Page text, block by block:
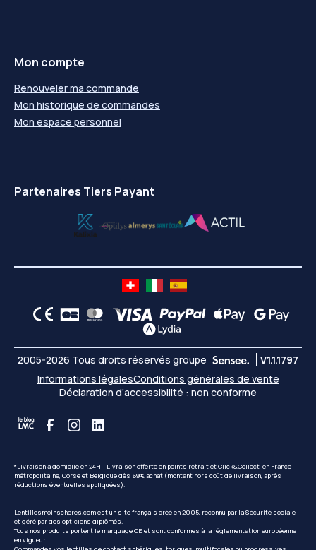
Mon compte
Renouveler ma commande
Mon historique de commandes
Mon espace personnel
Partenaires Tiers Payant
2005-2026 Tous droits réservés groupe
V1.1.1797
Informations légalesConditions générales de vente
Déclaration d’accessibilité : non conforme
*Livraison à domicile en 24H - Livraison offerte en points retrait et Click&Collect, en France
métropolitaine, Corse et Belgique dès 69€ achat (montant hors coût de livraison, après
réductions éventuelles appliquées).
Lentillesmoinscheres.com est un site français créé en 2005, reconnu par la Sécurité sociale
et géré par des opticiens diplômés.
Tous nos produits portent le marquage CE et sont conformes à la réglementation européenne
en vigueur.